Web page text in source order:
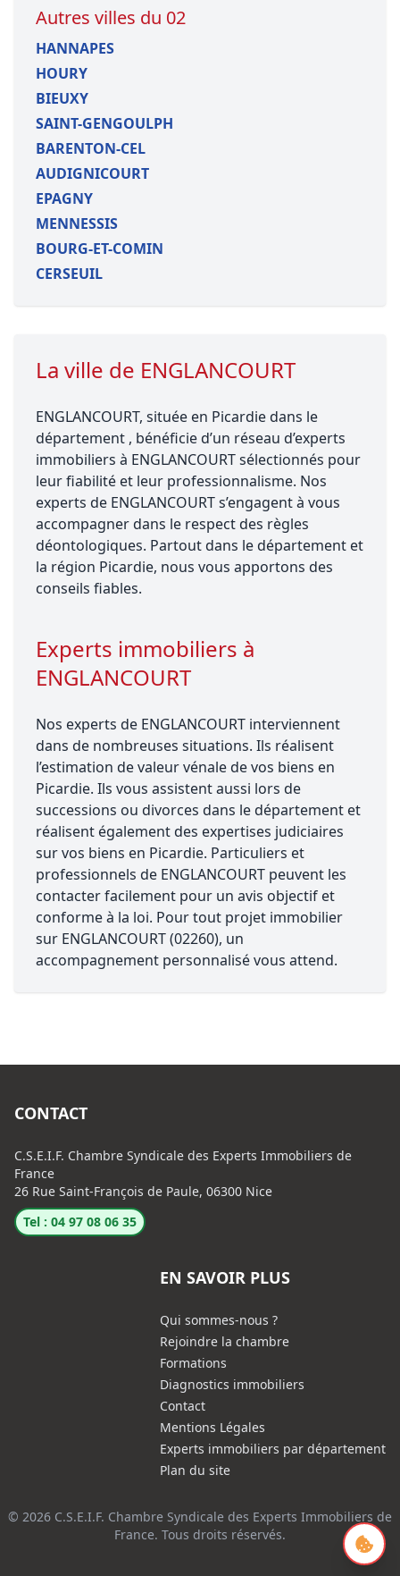
Autres villes du 02
HANNAPES
HOURY
BIEUXY
SAINT-GENGOULPH
BARENTON-CEL
AUDIGNICOURT
EPAGNY
MENNESSIS
BOURG-ET-COMIN
CERSEUIL
La ville de ENGLANCOURT
ENGLANCOURT, située en Picardie dans le
département , bénéficie d’un réseau d’experts
immobiliers à ENGLANCOURT sélectionnés pour
leur fiabilité et leur professionnalisme. Nos
experts de ENGLANCOURT s’engagent à vous
accompagner dans le respect des règles
déontologiques. Partout dans le département et
la région Picardie, nous vous apportons des
conseils fiables.
Experts immobiliers à
ENGLANCOURT
Nos experts de ENGLANCOURT interviennent
dans de nombreuses situations. Ils réalisent
l’estimation de valeur vénale de vos biens en
Picardie. Ils vous assistent aussi lors de
successions ou divorces dans le département et
réalisent également des expertises judiciaires
sur vos biens en Picardie. Particuliers et
professionnels de ENGLANCOURT peuvent les
contacter facilement pour un avis objectif et
conforme à la loi. Pour tout projet immobilier
sur ENGLANCOURT (02260), un
accompagnement personnalisé vous attend.
CONTACT
C.S.E.I.F. Chambre Syndicale des Experts Immobiliers de
France
26 Rue Saint-François de Paule, 06300 Nice
Tel : 04 97 08 06 35
EN SAVOIR PLUS
Qui sommes-nous ?
Rejoindre la chambre
Formations
Diagnostics immobiliers
Contact
Mentions Légales
Experts immobiliers par département
Plan du site
© 2026 C.S.E.I.F. Chambre Syndicale des Experts Immobiliers de
France. Tous droits réservés.